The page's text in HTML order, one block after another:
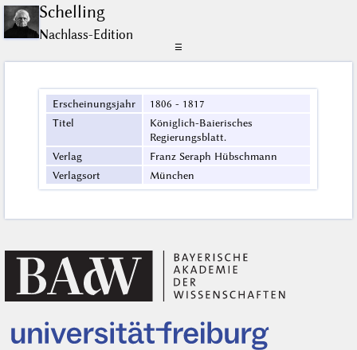
Schelling
Nachlass-Edition
☰
Erscheinungsjahr
1806 - 1817
Titel
Königlich-Baierisches
Regierungsblatt.
Verlag
Franz Seraph Hübschmann
Verlagsort
München